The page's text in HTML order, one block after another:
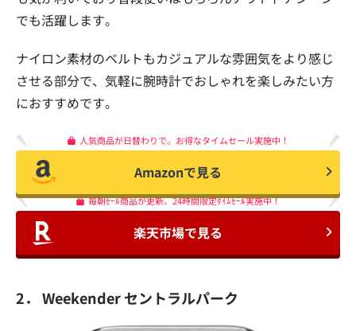
でも活躍します。
ナイロン素材のベルトもカジュアルな雰囲気をより感じ
させる部分で、気軽に腕時計でおしゃれを楽しみたい方
におすすめです。
人気商品が日替わりで。お得なタイムセール実施中！
Amazonで見る
毎朝ｾｰﾙ商品が更新。24時間限定ﾀｲﾑｾｰﾙ実施中！
楽天市場で見る
2． Weekender セントラルパーク